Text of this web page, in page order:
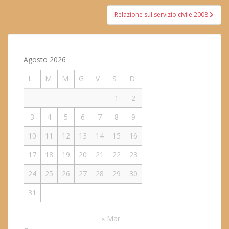
Relazione sul servizio civile 2008
Agosto 2026
L
M M G V S
D
1
2
3
4 5 6 7 8
9
10
11 12 13 14 15
16
17
18 19 20 21 22
23
24
25 26 27 28 29
30
31
« Mar